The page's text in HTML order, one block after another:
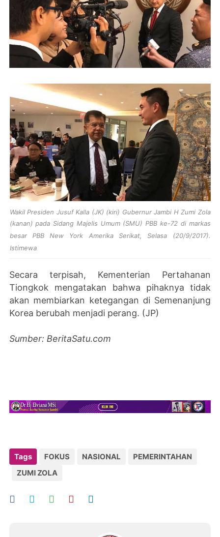
Wakil Presiden Jusuf Kalla (JK) (kiri) Gubernur Jambi H Zumi Zola
(kanan) padaSidang Majelis Umum (SMU) PBB ke-72 di markas
besar PBB New York Amerika Serikat, Selasa (20/9/2017).
Istimewa
Secara terpisah, Kementerian Pertahanan
Tiongkok mengatakan bahwa pihaknya tidak
akan membiarkan ketegangan di Semenanjung
Korea berubah menjadi perang. (JP)
Sumber: BeritaSatu.com
Tags FOKUS NASIONAL
PEMERINTAHAN
ZUMI ZOLA